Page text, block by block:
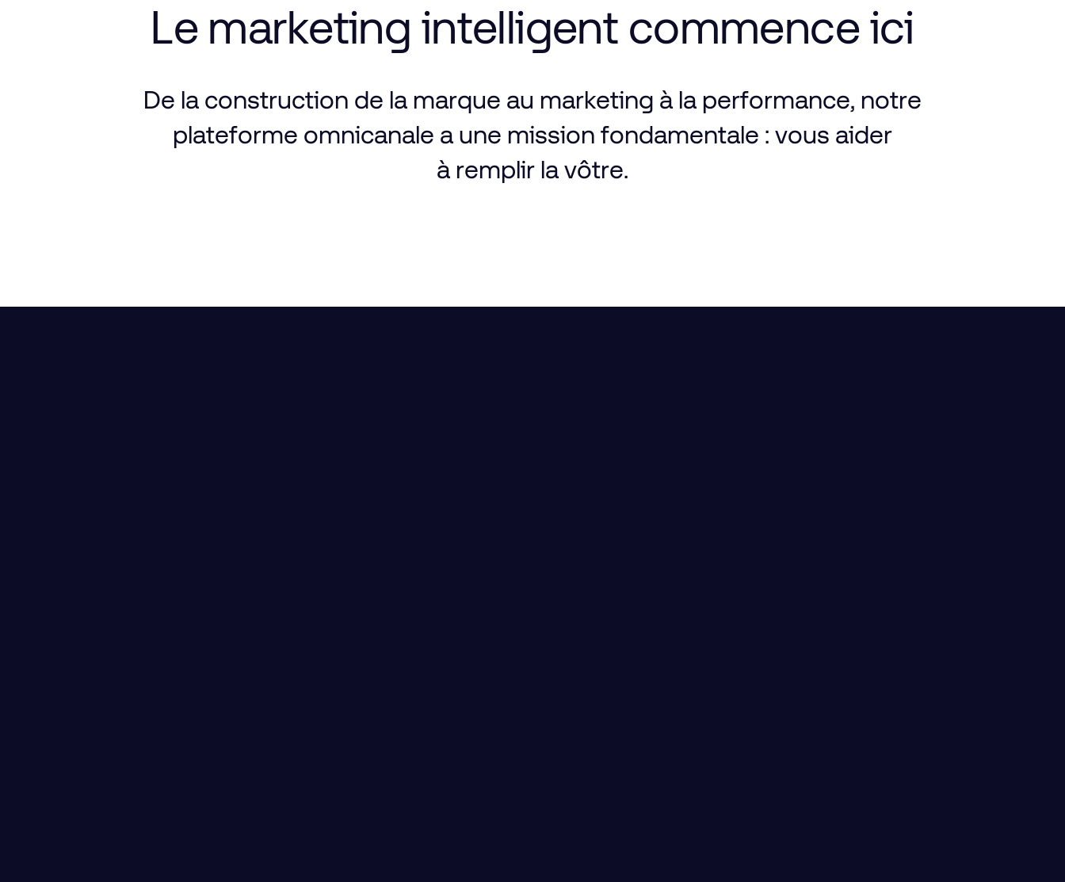
Le marketing intelligent commenceici
De la construction de la marque au marketing à la performance, notre
plateforme omnicanale a une mission fondamentale : vous aider
à remplir la vôtre.